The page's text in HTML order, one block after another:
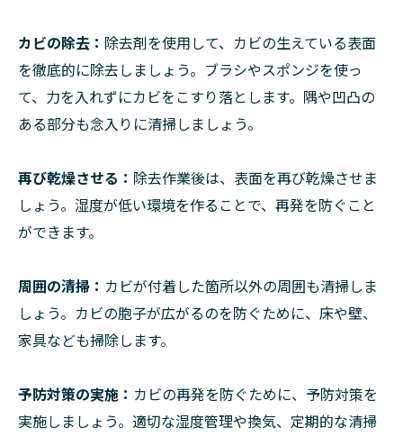
カビの除去： 除去剤を使用して、カビの生えている表面
を徹底的に除去しましょう。ブラシやスポンジを使っ
て、力を入れずにカビをこすり落とします。隅や凹凸の
ある部分も念入りに清掃しましょう。
再び乾燥させる： 除去作業後は、表面を再び乾燥させま
しょう。湿度が低い環境を作ることで、再発を防ぐこと
ができます。
周囲の清掃： カビが付着した箇所以外の周囲も清掃しま
しょう。カビの胞子が広がるのを防ぐために、床や壁、
家具なども掃除します。
予防対策の実施： カビの再発を防ぐために、予防対策を
実施しましょう。適切な湿度管理や換気、定期的な清掃